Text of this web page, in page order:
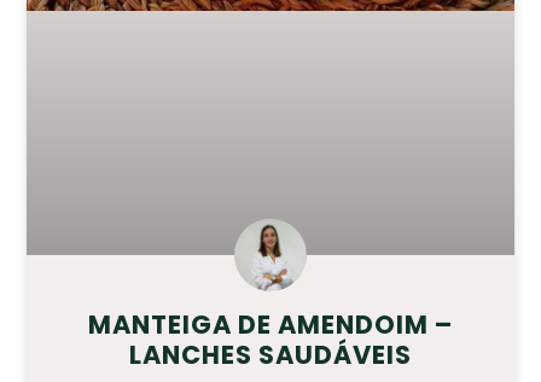
MANTEIGA DE AMENDOIM –
LANCHES SAUDÁVEIS